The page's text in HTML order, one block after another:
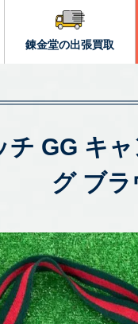
錬金堂の出張買取
チ GG キ
グ ブ